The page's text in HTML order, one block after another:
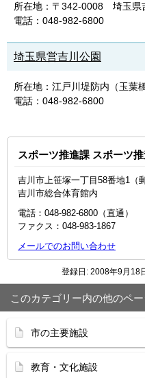
所在地：〒342-0008 埼玉県
電話：048-982-6800
埼玉県営吉川公園
所在地：江戸川堤防内（玉葉
電話：048-982-6800
スポーツ推進課 スポーツ
吉川市上笹塚一丁目58番地1（
吉川市総合体育館内
電話：048-982-6800（直通）
ファクス：048-983-1867
メールでのお問い合わせ
登録日: 2008年9月18
このカテゴリー内の他のペー
市の主要施設
教育・文化施設